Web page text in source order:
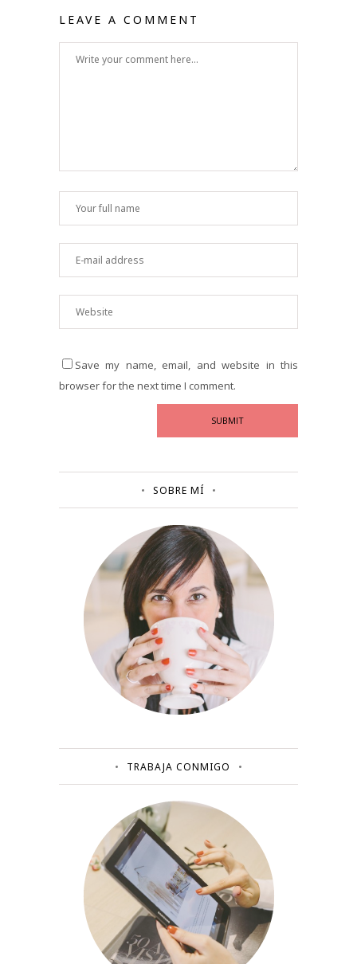
LEAVE A COMMENT
Save my name, email, and website in this
browser for the next time I comment.
SOBRE MÍ
TRABAJA CONMIGO